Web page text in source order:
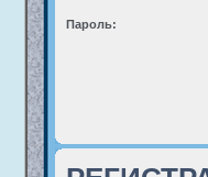
Пароль: